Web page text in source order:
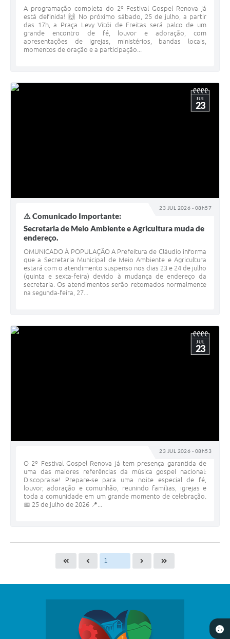
A programação completa do 2º Festival Gospel Renova já
está definida! 🙌 No próximo sábado, 25 de julho, a partir
das 17h, a Praça Levy Vitói de Freitas será palco de um
grande encontro de fé, louvor e adoração, com
apresentações de igrejas, ministérios, bandas locais,
momentos de oração e a participação...
23 JUL 2026 - 08h57
JUL
23
⚠️ Comunicado Importante:
Secretaria de Meio Ambiente e Agricultura muda de
endereço.
OMUNICADO À POPULAÇÃO A Prefeitura de Cláudio informa
que a Secretaria Municipal de Meio Ambiente e Agricultura
estará com o atendimento suspenso nos dias 23 e 24 de julho
(quinta e sexta-feira) devido à mudança de endereço da
secretaria. Os atendimentos serão retomados normalmente
na segunda-feira, 27...
23 JUL 2026 - 08h53
JUL
23
O 2º Festival Gospel Renova já tem presença garantida de
uma das maiores referências da música gospel nacional:
Discopraise! Prepare-se para uma noite especial de fé,
louvor, adoração e comunhão, reunindo famílias, igrejas e
toda a comunidade em um grande momento de celebração.
📅 25 de julho de 2026 📍...